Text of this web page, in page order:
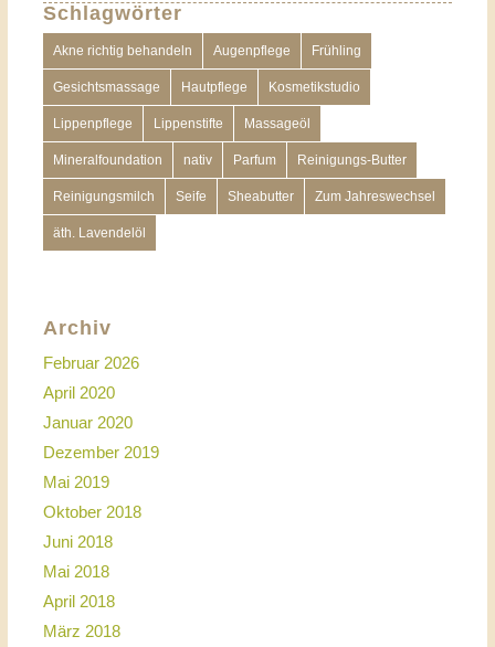
Schlagwörter
Akne richtig behandeln Augenpflege Frühling
Gesichtsmassage Hautpflege Kosmetikstudio
Lippenpflege Lippenstifte Massageöl
Mineralfoundation nativ Parfum Reinigungs-Butter
Reinigungsmilch Seife Sheabutter Zum Jahreswechsel
äth. Lavendelöl
Archiv
Februar 2026
April 2020
Januar 2020
Dezember 2019
Mai 2019
Oktober 2018
Juni 2018
Mai 2018
April 2018
März 2018